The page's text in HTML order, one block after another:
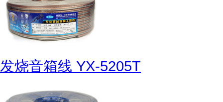
发烧音箱线 YX-5205T